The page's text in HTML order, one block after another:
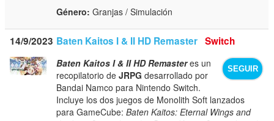
Género: Granjas / Simulación
14/9/2023 Baten Kaitos I & II HD Remaster Switch
SEGUIR
Baten Kaitos I & II HD Remasteres un
recopilatorio deJRPG desarrollado por
Bandai Namco para Nintendo Switch.
Incluye los dos juegos de Monolith Soft lanzados
para GameCube:Baten Kaitos: Eternal Wings and